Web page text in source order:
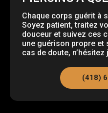
Chaque corps guérit à
Soyez patient, traitez
douceur et suivez ces
une guérison propre et
cas de doute,
(418)